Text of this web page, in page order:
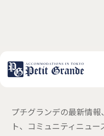
キャンペーン
お
ホテル関連情報
プチグランデの最新情
ト、コミュニティニュー